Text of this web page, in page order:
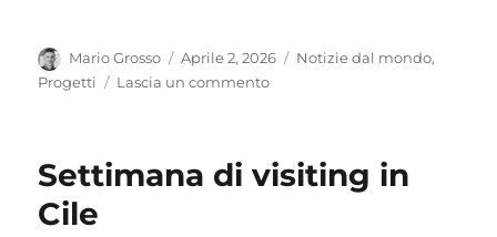
Autore
Mario Grosso
Pubblicato
il
Aprile 2, 2026 Categorie
Notizie dal mondo,
Progetti
Lascia un commentosu
Zero
Settimana di visiting in
Cile